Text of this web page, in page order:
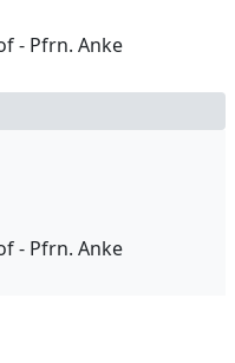
Pfrn. Anke
Pfrn. Anke